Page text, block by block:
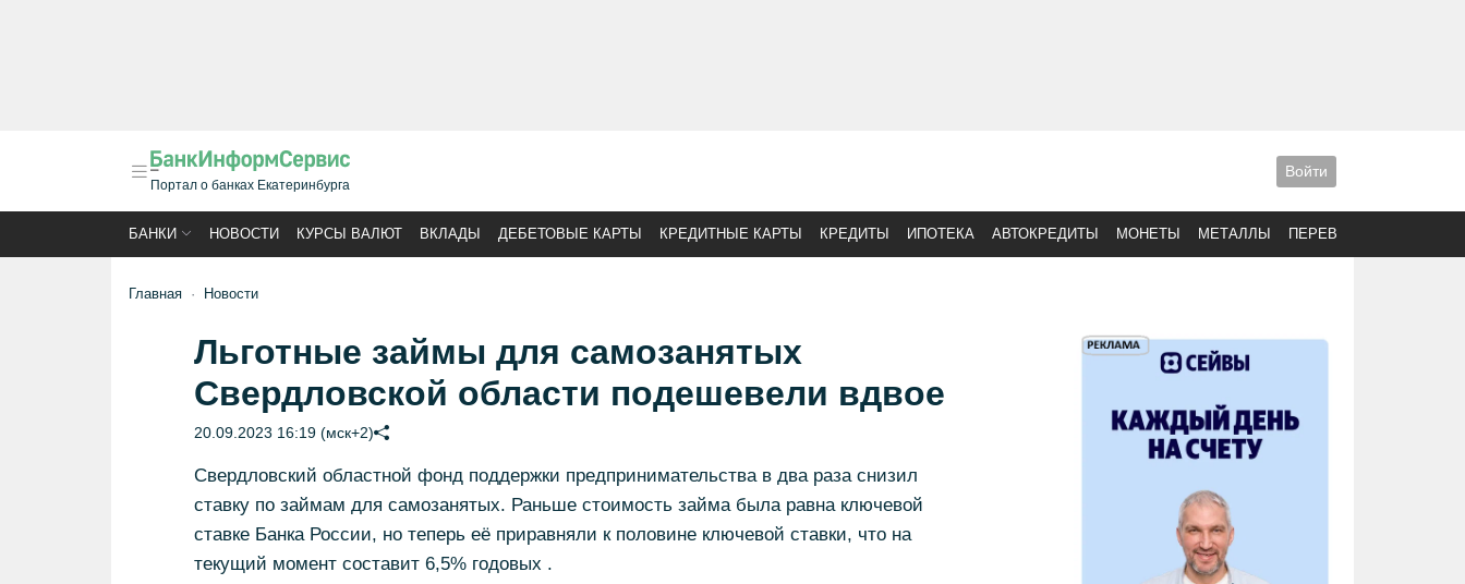
Портал о банках Екатеринбурга
Войти
БАНКИ НОВОСТИ КУРСЫ ВАЛЮТ ВКЛАДЫ ДЕБЕТОВЫЕ КАРТЫ КРЕДИТНЫЕ КАРТЫ КРЕДИТЫ ИПОТЕКА АВТОКРЕДИТЫ МОНЕТЫ МЕТАЛЛЫ ПЕРЕВОДЫ
Главная Новости
Льготные займы для самозанятых
Свердловской области подешевели вдвое
20.09.2023 16:19 (мск+2)
Свердловский областной фонд поддержки предпринимательства в два раза снизил
ставку по займам для самозанятых. Раньше стоимость займа была равна ключевой
ставке Банка России, но теперь её приравняли к половине ключевой ставки, что на
текущий момент составит 6,5% годовых .